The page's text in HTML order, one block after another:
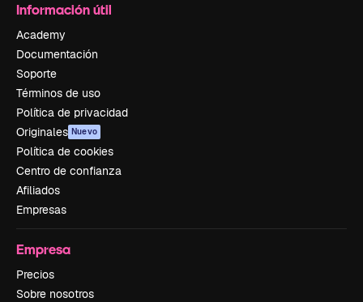
Información útil
Academy
Documentación
Soporte
Términos de uso
Política de privacidad
Originales Nuevo
Política de cookies
Centro de confianza
Afiliados
Empresas
Empresa
Precios
Sobre nosotros